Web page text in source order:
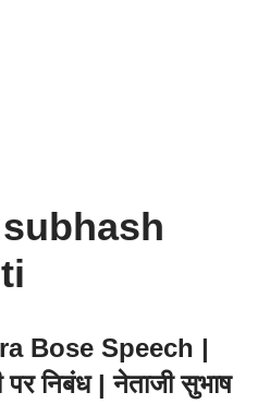
Bose Speech |
निबंध | नेताजी सुभाष